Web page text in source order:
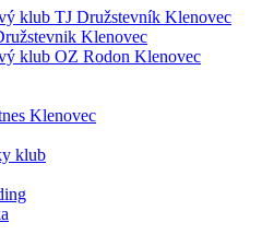
klub TJ Družstevník Klenovec
Klenovec
klub OZ Rodon Klenovec
Klenovec
klub